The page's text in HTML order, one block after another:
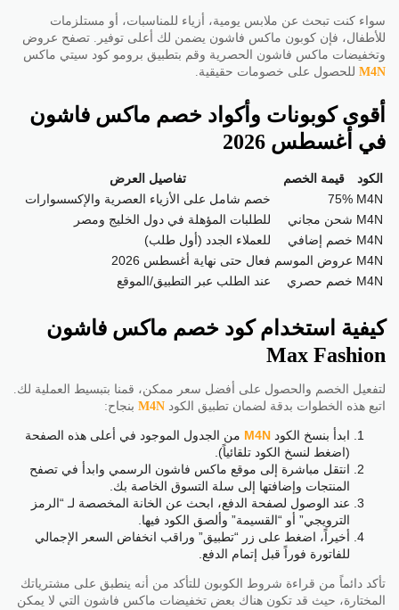
سواء كنت تبحث عن ملابس يومية، أزياء للمناسبات، أو مستلزمات
للأطفال، فإن كوبون ماكس فاشون يضمن لك أعلى توفير. تصفح عروض
وتخفيضات ماكس فاشون الحصرية وقم بتطبيق برومو كود سيتي ماكس
M4N للحصول على خصومات حقيقية.
أقوى كوبونات وأكواد خصم ماكس فاشون
في أغسطس 2026
الكود قيمة الخصم
تفاصيل العرض
M4N
75%
خصم شامل على الأزياء العصرية والإكسسوارات
M4N شحن مجاني
للطلبات المؤهلة في دول الخليج ومصر
M4N خصم إضافي
للعملاء الجدد (أول طلب)
M4N عروض الموسم فعال حتى نهاية أغسطس 2026
M4N خصم حصري عند الطلب عبر التطبيق/الموقع
كيفية استخدام كود خصم ماكس فاشون
Max Fashion
لتفعيل الخصم والحصول على أفضل سعر ممكن، قمنا بتبسيط العملية لك.
اتبع هذه الخطوات بدقة لضمان تطبيق الكود M4N بنجاح:
ابدأ بنسخ الكود M4N من الجدول الموجود في أعلى هذه الصفحة
(اضغط لنسخ الكود تلقائياً).
انتقل مباشرة إلى موقع ماكس فاشون الرسمي وابدأ في تصفح
المنتجات وإضافتها إلى سلة التسوق الخاصة بك.
عند الوصول لصفحة الدفع، ابحث عن الخانة المخصصة لـ “الرمز
الترويجي” أو “القسيمة” وألصق الكود فيها.
أخيراً، اضغط على زر “تطبيق” وراقب انخفاض السعر الإجمالي
للفاتورة فوراً قبل إتمام الدفع.
تأكد دائماً من قراءة شروط الكوبون للتأكد من أنه ينطبق على مشترياتك
المختارة، حيث قد تكون هناك بعض تخفيضات ماكس فاشون التي لا يمكن